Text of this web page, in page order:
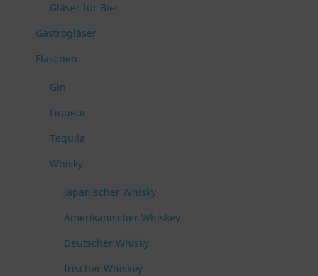
Gläser für Bier
Gastrogläser
Flaschen
Gin
Liqueur
Tequila
Whisky
Japanischer Whisky
Amerikanischer Whiskey
Deutscher Whisky
Irischer Whiskey